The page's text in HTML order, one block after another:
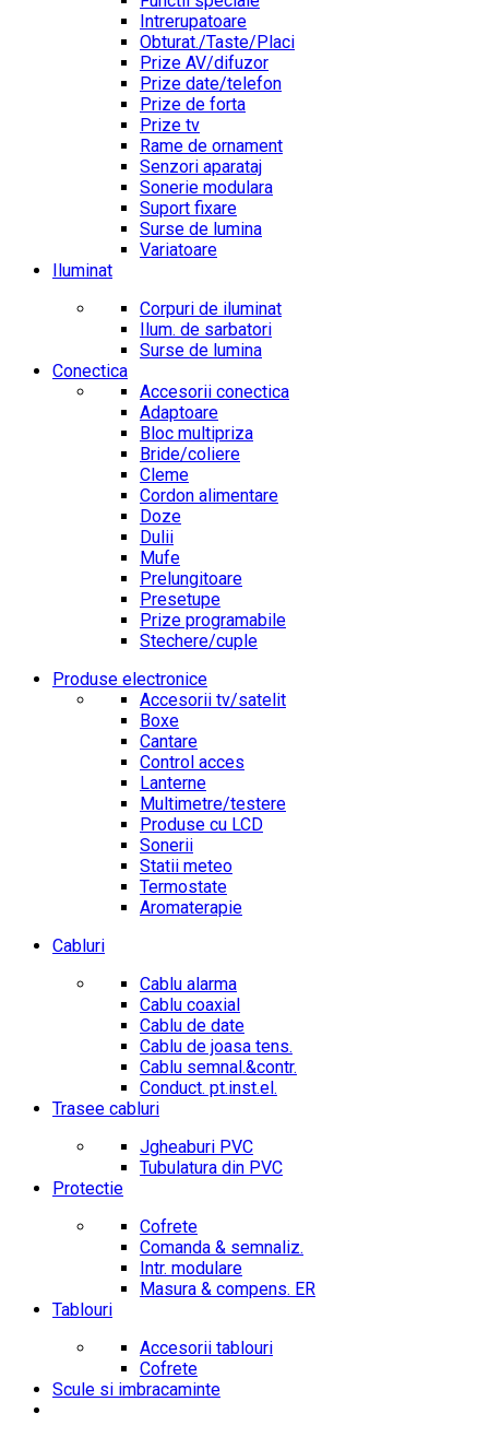
Intrerupatoare
Obturat./Taste/Placi
Prize AV/difuzor
Prize date/telefon
Prize de forta
Prize tv
Rame de ornament
Senzori aparataj
Sonerie modulara
Suport fixare
Surse de lumina
Variatoare
Iluminat
Corpuri de iluminat
Ilum. de sarbatori
Surse de lumina
Conectica
Accesorii conectica
Adaptoare
Bloc multipriza
Bride/coliere
Cleme
Cordon alimentare
Doze
Dulii
Mufe
Prelungitoare
Presetupe
Prize programabile
Stechere/cuple
Produse electronice
Accesorii tv/satelit
Boxe
Cantare
Control acces
Lanterne
Multimetre/testere
Produse cu LCD
Sonerii
Statii meteo
Termostate
Aromaterapie
Cabluri
Cablu alarma
Cablu coaxial
Cablu de date
Cablu de joasa tens.
Cablu semnal.&contr.
Conduct. pt.inst.el.
Trasee cabluri
Jgheaburi PVC
Tubulatura din PVC
Protectie
Cofrete
Comanda & semnaliz.
Intr. modulare
Masura & compens. ER
Tablouri
Accesorii tablouri
Cofrete
Scule si imbracaminte